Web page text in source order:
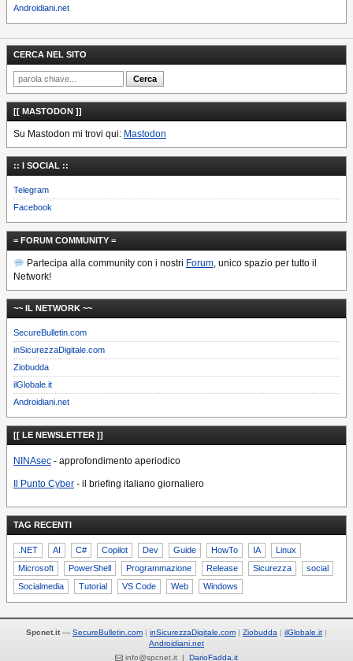
Androidiani.net
CERCA NEL SITO
[[ MASTODON ]]
Su Mastodon mi trovi qui: Mastodon
:: I SOCIAL ::
Telegram
Facebook
= FORUM COMMUNITY =
Partecipa alla community con i nostri Forum, unico spazio per tutto il
Network!
~~ IL NETWORK ~~
SecureBulletin.com
inSicurezzaDigitale.com
Ziobudda
ilGlobale.it
Androidiani.net
[[ LE NEWSLETTER ]]
NINAsec - approfondimento aperiodico
Il Punto Cyber - il briefing italiano giornaliero
TAG RECENTI
.NET AI C# Copilot Dev Guide HowTo IA
Linux
Microsoft
PowerShell Programmazione Release Sicurezza
social
Socialmedia
Tutorial VS Code Web Windows
Spcnet.it— SecureBulletin.com inSicurezzaDigitale.com Ziobudda
ilGlobale.it
Androidiani.net
info@spcnet.it | DarioFadda.it